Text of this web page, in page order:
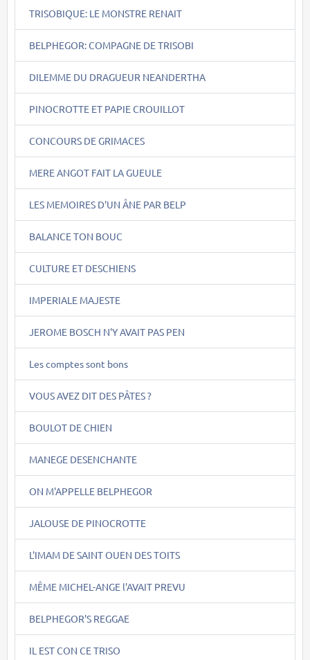
TRISOBIQUE: LE MONSTRE RENAIT
BELPHEGOR: COMPAGNE DE TRISOBI
DILEMME DU DRAGUEUR NEANDERTHA
PINOCROTTE ET PAPIE CROUILLOT
CONCOURS DE GRIMACES
MERE ANGOT FAIT LA GUEULE
LES MEMOIRES D'UN ÂNE PAR BELP
BALANCE TON BOUC
CULTURE ET DESCHIENS
IMPERIALE MAJESTE
JEROME BOSCH N'Y AVAIT PAS PEN
Les comptes sont bons
VOUS AVEZ DIT DES PÂTES ?
BOULOT DE CHIEN
MANEGE DESENCHANTE
ON M'APPELLE BELPHEGOR
JALOUSE DE PINOCROTTE
L'IMAM DE SAINT OUEN DES TOITS
MÊME MICHEL-ANGE l'AVAIT PREVU
BELPHEGOR'S REGGAE
IL EST CON CE TRISO